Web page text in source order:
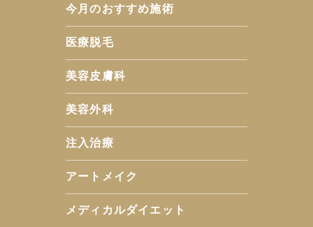
今月のおすすめ施術
医療脱毛
美容皮膚科
美容外科
注入治療
アートメイク
メディカルダイエット